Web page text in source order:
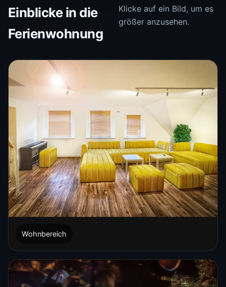
Einblicke in die
Ferienwohnung
Klicke auf ein Bild, um es
größer anzusehen.
Wohnbereich